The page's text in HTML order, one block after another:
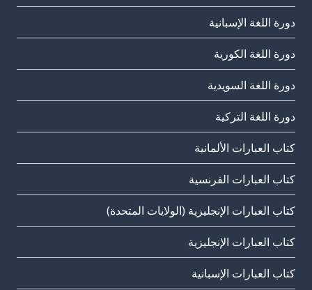
دورة اللغة الإسبانية
دورة اللغة الكورية
دورة اللغة السويدية
دورة اللغة التركية
كتاب العبارات الألمانية
كتاب العبارات الفرنسية
كتاب العبارات الإنجليزية (الولايات المتحدة)
كتاب العبارات الإنجليزية
كتاب العبارات الإسبانية